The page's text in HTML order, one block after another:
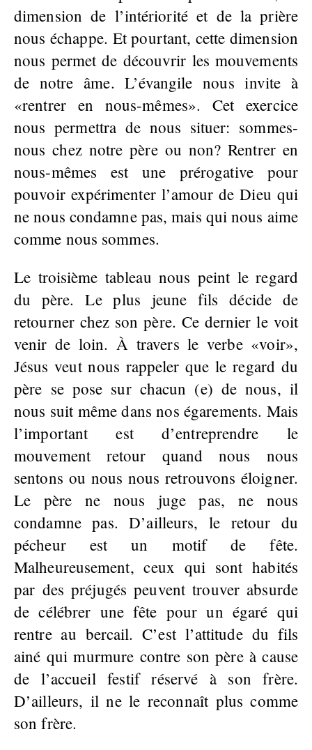
dimension de l’intériorité et de la prière
nous échappe. Et pourtant, cette dimension
nous permet de découvrir les mouvements
de notre âme. L’évangile nous invite à
«rentrer en nous-mêmes». Cet exercice
nous permettra de nous situer: sommes-
nous chez notre père ou non? Rentrer en
nous-mêmes est une prérogative pour
pouvoir expérimenter l’amour de Dieu qui
ne nous condamne pas, mais qui nous aime
comme nous sommes.
Le troisième tableau nous peint le regard
du père. Le plus jeune fils décide de
retourner chez son père. Ce dernier le voit
venir de loin. À travers le verbe «voir»,
Jésus veut nous rappeler que le regard du
père se pose sur chacun (e) de nous, il
nous suit même dans nos égarements. Mais
l’important est d’entreprendre le
mouvement retour quand nous nous
sentons ou nous nous retrouvons éloigner.
Le père ne nous juge pas, ne nous
condamne pas. D’ailleurs, le retour du
pécheur est un motif de fête.
Malheureusement, ceux qui sont habités
par des préjugés peuvent trouver absurde
de célébrer une fête pour un égaré qui
rentre au bercail. C’est l’attitude du fils
ainé qui murmure contre son père à cause
de l’accueil festif réservé à son frère.
D’ailleurs, il ne le reconnaît plus comme
son frère.